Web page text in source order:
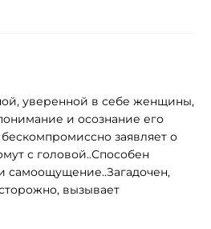
уверенной в себе женщины,
и осознание его
заявляет о
с головой..Способен
самоощущение..Загадочен,
вызывает